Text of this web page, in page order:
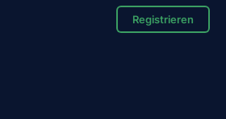
Registrieren